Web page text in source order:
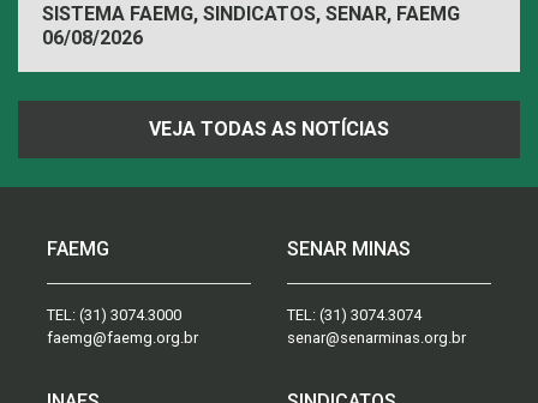
SISTEMA FAEMG, SINDICATOS, SENAR, FAEMG
06/08/2026
VEJA TODAS AS NOTÍCIAS
FAEMG
TEL: (31) 3074.3000
faemg@faemg.org.br
SENAR MINAS
TEL: (31) 3074.3074
senar@senarminas.org.br